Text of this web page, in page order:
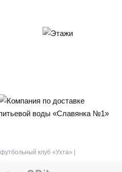
клуб «Ухта» |